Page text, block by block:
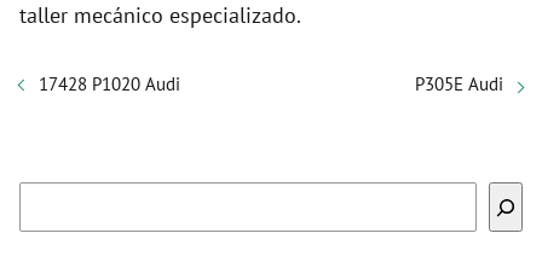
taller mecánico especializado.
17428 P1020 Audi P305E Audi